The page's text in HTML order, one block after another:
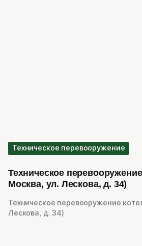
Техническое перевооружение
Техническое
Москва, ул. Лескова, д. 34)
Техническое перевооружение
Лескова, д. 34)